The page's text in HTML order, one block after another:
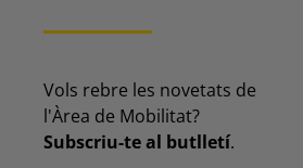
Vols rebre les novetats de
l'Àrea de Mobilitat?
Subscriu-te al butlletí.